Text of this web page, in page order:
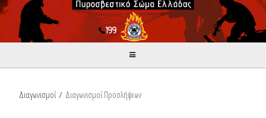
Διαγωνισμοί / Διαγωνισμοί Προσλήψεων